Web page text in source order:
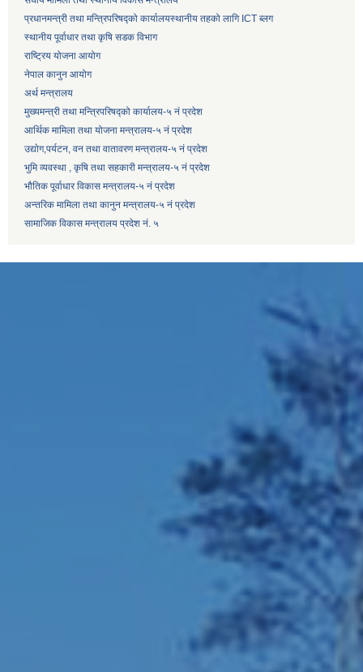
प्रधानमन्त्री तथा मन्त्रिपरिषद्को कार्यालयस्थानीय तहको लागि ICT ब्लग
स्थानीय पूर्वाधार तथा कृषि सडक विभाग
राष्ट्रिय योजना आयोग
नेपाल कानुन आयोग
अर्थ मन्त्रालय
मुख्यमन्त्री तथा मन्त्रिपरिषद्को कार्यालय-५ नं प्रदेश
आर्थिक मामिला तथा योजना मन्त्रालय-५ नं प्रदेश
उद्याेग,पर्यटन, वन तथा वातावरण मन्त्रालय-५ नं प्रदेश
भुमि व्यवस्था , कृषि तथा सहकारी मन्त्रालय-५ नं प्रदेश
भौतिक पूर्वाधार विकास मन्त्रालय-५ नं प्रदेश
अन्तरिक मामिला तथा कानुन मन्त्रालय-५ नं प्रदेश
सामाजिक विकास मन्त्रालय प्रदेश नं. ५